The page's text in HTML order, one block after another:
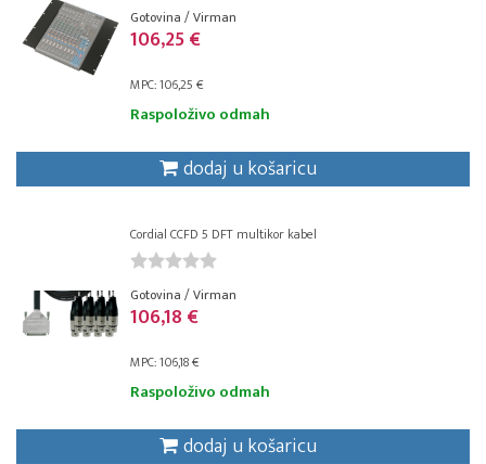
Gotovina / Virman
106,25 €
MPC: 106,25 €
Raspoloživo odmah
dodaj u košaricu
Cordial CCFD 5 DFT multikor kabel
Gotovina / Virman
106,18 €
MPC: 106,18 €
Raspoloživo odmah
dodaj u košaricu